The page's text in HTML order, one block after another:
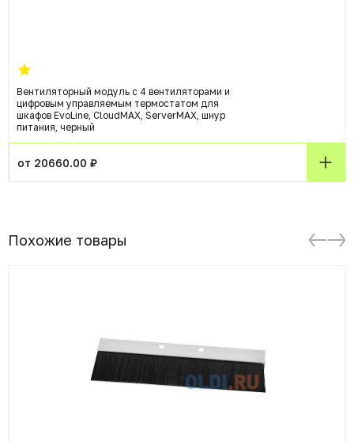
Вентиляторный модуль с 4 вентиляторами и
цифровым управляемым термостатом для
шкафов EvoLine, CloudMAX, ServerMAX, шнур
питания, черный
от 20660.00 ₽
Похожие товары